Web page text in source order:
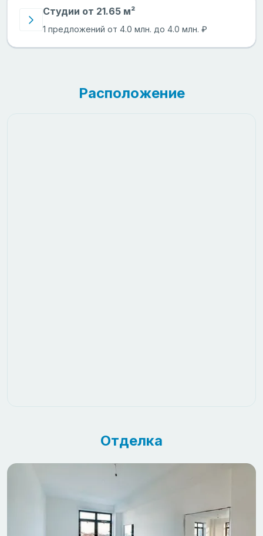
Студии от 21.65 м²
1 предложений от 4.0 млн. до 4.0 млн. ₽
Расположение
Отделка